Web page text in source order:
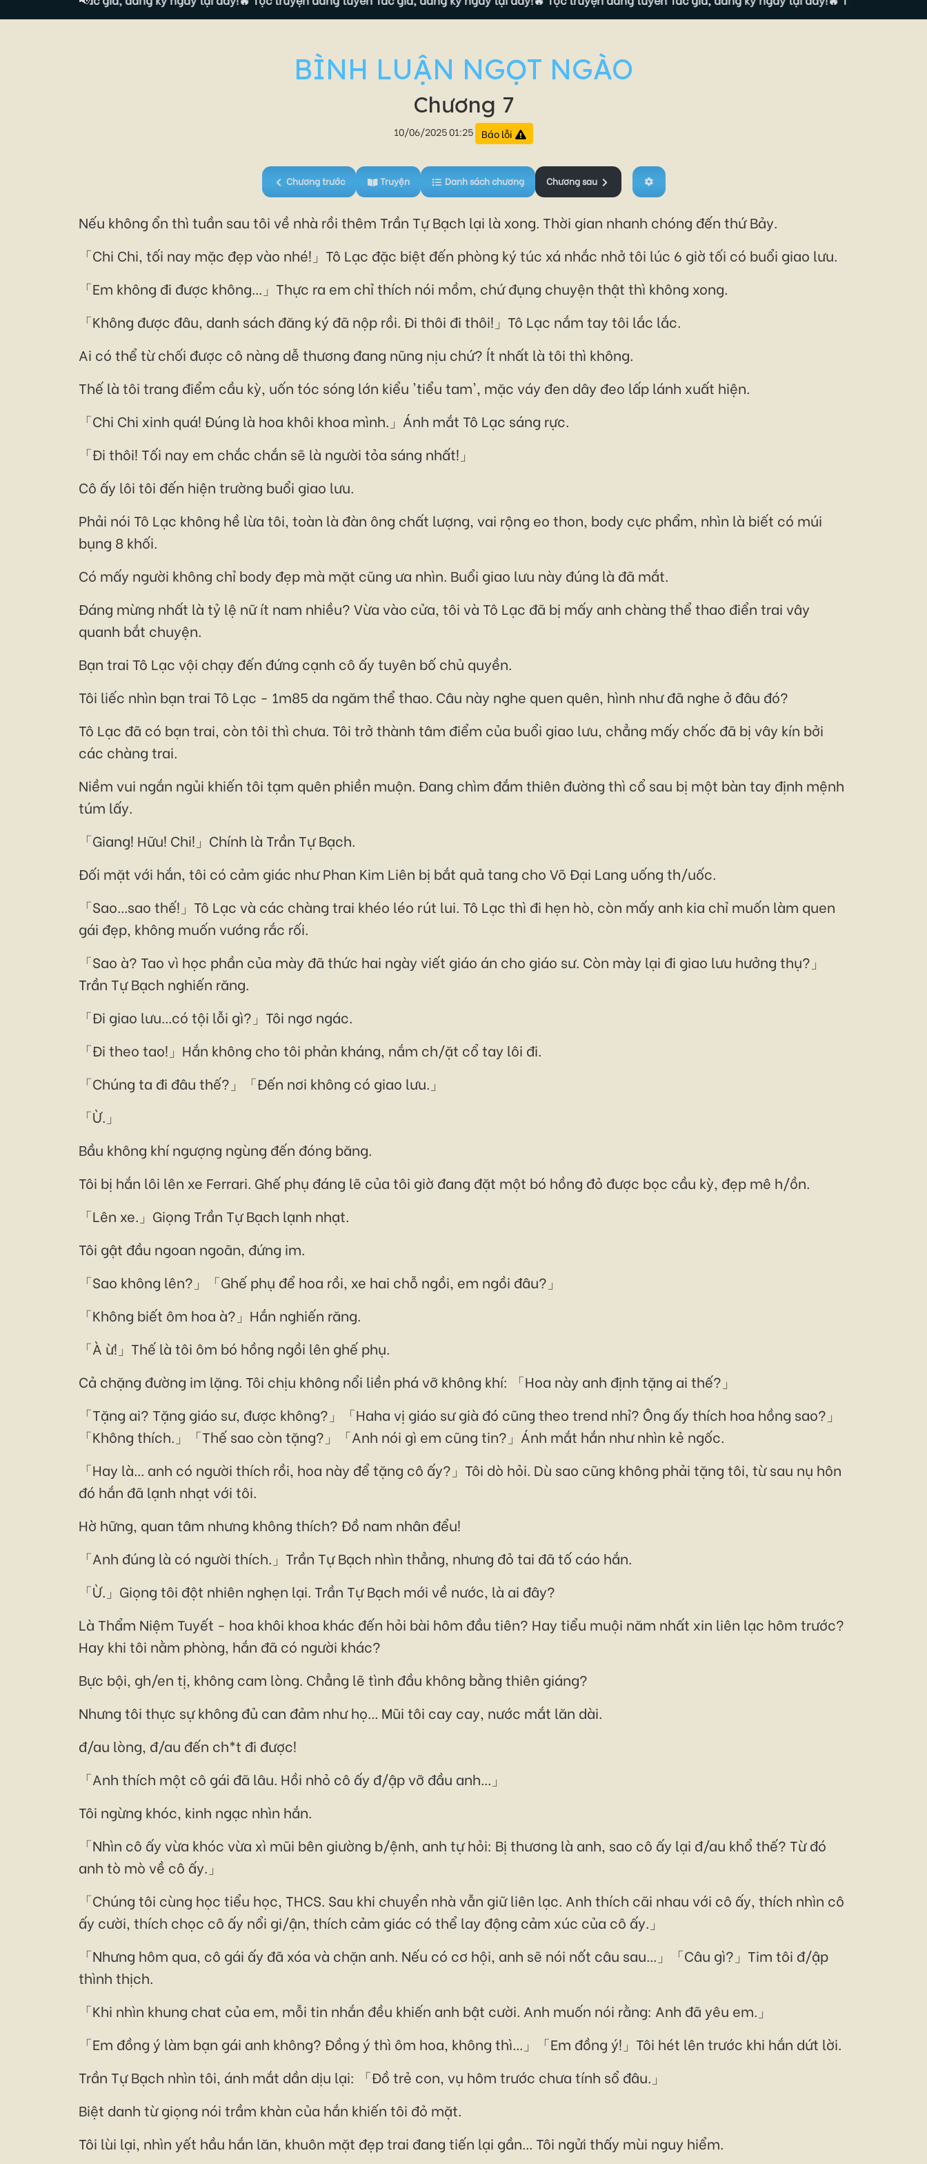
BÌNH LUẬN NGỌT NGÀO
Chương 7
10/06/2025 01:25 Báo lỗi
Chương trước Truyện Danh sách chương Chương sau
Nếu không ổn thì tuần sau tôi về nhà rồi thêm Trần Tự Bạch lại là xong. Thời gian nhanh chóng đến thứ Bảy.
「Chi Chi, tối nay mặc đẹp vào nhé!」Tô Lạc đặc biệt đến phòng ký túc xá nhắc nhở tôi lúc 6 giờ tối có buổi giao lưu.
「Em không đi được không...」Thực ra em chỉ thích nói mồm, chứ đụng chuyện thật thì không xong.
「Không được đâu, danh sách đăng ký đã nộp rồi. Đi thôi đi thôi!」Tô Lạc nắm tay tôi lắc lắc.
Ai có thể từ chối được cô nàng dễ thương đang nũng nịu chứ? Ít nhất là tôi thì không.
Thế là tôi trang điểm cầu kỳ, uốn tóc sóng lớn kiểu 'tiểu tam', mặc váy đen dây đeo lấp lánh xuất hiện.
「Chi Chi xinh quá! Đúng là hoa khôi khoa mình.」Ánh mắt Tô Lạc sáng rực.
「Đi thôi! Tối nay em chắc chắn sẽ là người tỏa sáng nhất!」
Cô ấy lôi tôi đến hiện trường buổi giao lưu.
Phải nói Tô Lạc không hề lừa tôi, toàn là đàn ông chất lượng, vai rộng eo thon, body cực phẩm, nhìn là biết có múi
bụng 8 khối.
Có mấy người không chỉ body đẹp mà mặt cũng ưa nhìn. Buổi giao lưu này đúng là đã mắt.
Đáng mừng nhất là tỷ lệ nữ ít nam nhiều? Vừa vào cửa, tôi và Tô Lạc đã bị mấy anh chàng thể thao điển trai vây
quanh bắt chuyện.
Bạn trai Tô Lạc vội chạy đến đứng cạnh cô ấy tuyên bố chủ quyền.
Tôi liếc nhìn bạn trai Tô Lạc - 1m85 da ngăm thể thao. Câu này nghe quen quên, hình như đã nghe ở đâu đó?
Tô Lạc đã có bạn trai, còn tôi thì chưa. Tôi trở thành tâm điểm của buổi giao lưu, chẳng mấy chốc đã bị vây kín bởi
các chàng trai.
Niềm vui ngắn ngủi khiến tôi tạm quên phiền muộn. Đang chìm đắm thiên đường thì cổ sau bị một bàn tay định mệnh
túm lấy.
「Giang! Hữu! Chi!」Chính là Trần Tự Bạch.
Đối mặt với hắn, tôi có cảm giác như Phan Kim Liên bị bắt quả tang cho Võ Đại Lang uống th/uốc.
「Sao...sao thế!」Tô Lạc và các chàng trai khéo léo rút lui. Tô Lạc thì đi hẹn hò, còn mấy anh kia chỉ muốn làm quen
gái đẹp, không muốn vướng rắc rối.
「Sao à? Tao vì học phần của mày đã thức hai ngày viết giáo án cho giáo sư. Còn mày lại đi giao lưu hưởng thụ?」
Trần Tự Bạch nghiến răng.
「Đi giao lưu...có tội lỗi gì?」Tôi ngơ ngác.
「Đi theo tao!」Hắn không cho tôi phản kháng, nắm ch/ặt cổ tay lôi đi.
「Chúng ta đi đâu thế?」「Đến nơi không có giao lưu.」
「Ừ.」
Bầu không khí ngượng ngùng đến đóng băng.
Tôi bị hắn lôi lên xe Ferrari. Ghế phụ đáng lẽ của tôi giờ đang đặt một bó hồng đỏ được bọc cầu kỳ, đẹp mê h/ồn.
「Lên xe.」Giọng Trần Tự Bạch lạnh nhạt.
Tôi gật đầu ngoan ngoãn, đứng im.
「Sao không lên?」「Ghế phụ để hoa rồi, xe hai chỗ ngồi, em ngồi đâu?」
「Không biết ôm hoa à?」Hắn nghiến răng.
「À ừ!」Thế là tôi ôm bó hồng ngồi lên ghế phụ.
Cả chặng đường im lặng. Tôi chịu không nổi liền phá vỡ không khí: 「Hoa này anh định tặng ai thế?」
「Tặng ai? Tặng giáo sư, được không?」「Haha vị giáo sư già đó cũng theo trend nhỉ? Ông ấy thích hoa hồng sao?」
「Không thích.」「Thế sao còn tặng?」「Anh nói gì em cũng tin?」Ánh mắt hắn như nhìn kẻ ngốc.
「Hay là... anh có người thích rồi, hoa này để tặng cô ấy?」Tôi dò hỏi. Dù sao cũng không phải tặng tôi, từ sau nụ hôn
đó hắn đã lạnh nhạt với tôi.
Hờ hững, quan tâm nhưng không thích? Đồ nam nhân đểu!
「Anh đúng là có người thích.」Trần Tự Bạch nhìn thẳng, nhưng đỏ tai đã tố cáo hắn.
「Ừ.」Giọng tôi đột nhiên nghẹn lại. Trần Tự Bạch mới về nước, là ai đây?
Là Thẩm Niệm Tuyết - hoa khôi khoa khác đến hỏi bài hôm đầu tiên? Hay tiểu muội năm nhất xin liên lạc hôm trước?
Hay khi tôi nằm phòng, hắn đã có người khác?
Bực bội, gh/en tị, không cam lòng. Chẳng lẽ tình đầu không bằng thiên giáng?
Nhưng tôi thực sự không đủ can đảm như họ... Mũi tôi cay cay, nước mắt lăn dài.
đ/au lòng, đ/au đến ch*t đi được!
「Anh thích một cô gái đã lâu. Hồi nhỏ cô ấy đ/ập vỡ đầu anh...」
Tôi ngừng khóc, kinh ngạc nhìn hắn.
「Nhìn cô ấy vừa khóc vừa xì mũi bên giường b/ệnh, anh tự hỏi: Bị thương là anh, sao cô ấy lại đ/au khổ thế? Từ đó
anh tò mò về cô ấy.」
「Chúng tôi cùng học tiểu học, THCS. Sau khi chuyển nhà vẫn giữ liên lạc. Anh thích cãi nhau với cô ấy, thích nhìn cô
ấy cười, thích chọc cô ấy nổi gi/ận, thích cảm giác có thể lay động cảm xúc của cô ấy.」
「Nhưng hôm qua, cô gái ấy đã xóa và chặn anh. Nếu có cơ hội, anh sẽ nói nốt câu sau...」「Câu gì?」Tim tôi đ/ập
thình thịch.
「Khi nhìn khung chat của em, mỗi tin nhắn đều khiến anh bật cười. Anh muốn nói rằng: Anh đã yêu em.」
「Em đồng ý làm bạn gái anh không? Đồng ý thì ôm hoa, không thì...」「Em đồng ý!」Tôi hét lên trước khi hắn dứt lời.
Trần Tự Bạch nhìn tôi, ánh mắt dần dịu lại: 「Đồ trẻ con, vụ hôm trước chưa tính sổ đâu.」
Biệt danh từ giọng nói trầm khàn của hắn khiến tôi đỏ mặt.
Tôi lùi lại, nhìn yết hầu hắn lăn, khuôn mặt đẹp trai đang tiến lại gần... Tôi ngửi thấy mùi nguy hiểm.